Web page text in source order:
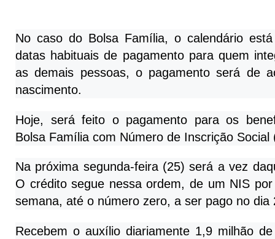
No caso do Bolsa Família, o calendário
datas habituais de pagamento para quem
as demais pessoas, o pagamento será de
nascimento.
Hoje, será feito o pagamento para os
Bolsa Família com Número de Inscrição
Na próxima segunda-feira (25) será a vez
O crédito segue nessa ordem, de um NIS
semana, até o número zero, a ser pago no
Recebem o auxílio diariamente 1,9 milhão